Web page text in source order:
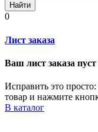
Найти
0
Лист заказа
Ваш лист заказа пуст
Исправить это
товар и нажмите
В каталог